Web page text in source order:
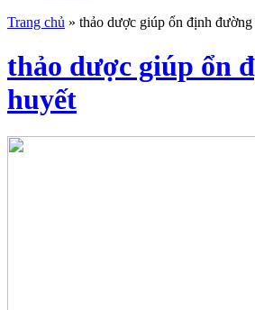
Trang chủ » thảo dược giúp ổn định đường
thảo dược giúp ổn
huyết